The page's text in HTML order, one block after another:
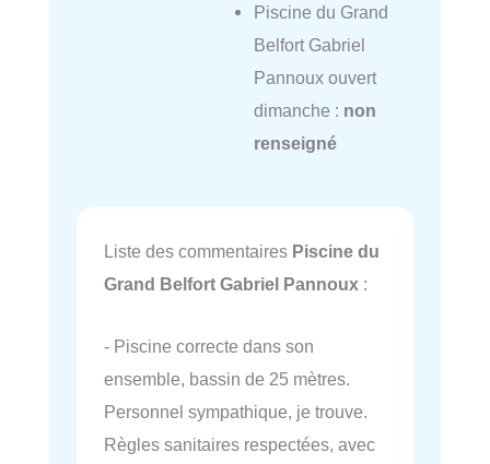
Piscine du Grand
Belfort Gabriel
Pannoux ouvert
dimanche : non
renseigné
Liste des commentaires Piscine du
Grand Belfort Gabriel Pannoux :
- Piscine correcte dans son
ensemble, bassin de 25 mètres.
Personnel sympathique, je trouve.
Règles sanitaires respectées, avec